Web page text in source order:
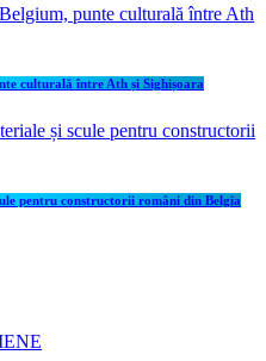
culturală între Ath și Sighișoara
pentru constructorii români din Belgia